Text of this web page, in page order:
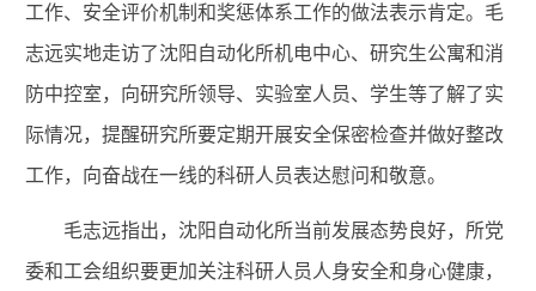
工作、安全评价机制和奖惩体系工作的做法表示肯定。毛
志远实地走访了沈阳自动化所机电中心、研究生公寓和消
防中控室，向研究所领导、实验室人员、学生等了解了实
际情况，提醒研究所要定期开展安全保密检查并做好整改
工作，向奋战在一线的科研人员表达慰问和敬意。
毛志远指出，沈阳自动化所当前发展态势良好，所党
委和工会组织要更加关注科研人员人身安全和身心健康，